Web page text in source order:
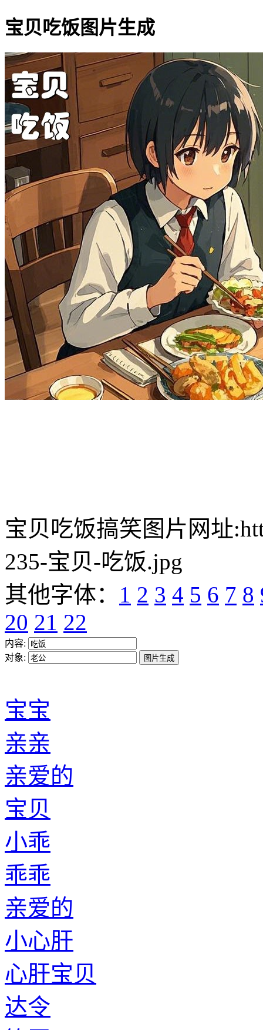
宝贝吃饭图片生成
宝贝吃饭搞笑图片网址
235-宝贝-吃饭.jpg
其他字体：1 2 3 4 5 6 7 8
20 21 22
内容:
对象:
宝宝
亲亲
乖乖
亲爱的
小心肝
心肝宝贝
达令
猪头
宝宝
傻子
呆子
小左丘
老左丘
小施
老施
小姜
老姜